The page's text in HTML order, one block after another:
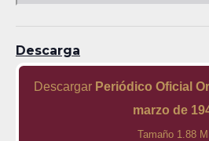
Descarga
Descargar Periódico Oficial
marzo de
Tamaño 1.88